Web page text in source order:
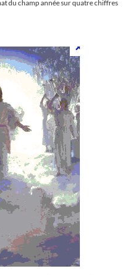
du champ année sur quatre chiffres